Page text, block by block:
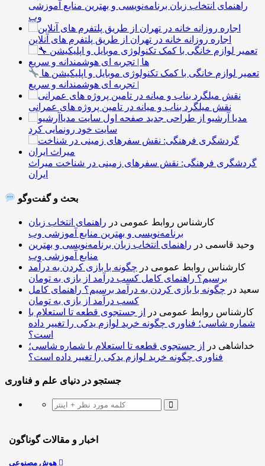
راهنمای انتخاب زبان برنامه‌نویسی و بهترین منابع آموزشی
وب
اجاره روزانه خانه در تهران از طریق پلتفرم های آنلاین
| تجربه ای هوشمندانه و سریع
نقش میلگرد بناب و میانه در تامین پروژه های عمرانی
مدیا آرشیو از طراحی جدید
سایت خود رونمایی کرد
گردشگری فرهنگی: نقش سفرهای زمینی در شناخت میراث
ایران
بحث و گفت‌وگو
کارشناس روابط عمومی در راهنمای انتخاب زبان
برنامه‌نویسی و بهترین منابع آموزشی وب
وحید قاسمی در راهنمای انتخاب زبان برنامه‌نویسی و بهترین
منابع آموزشی وب
کارشناس روابط عمومی در چگونه با بازی کردن به درآمد
برسیم؟ راهنمای کامل کسب درآمد از بازی به تومان
سعید در چگونه با بازی کردن به درآمد برسیم؟ راهنمای کامل
کسب درآمد از بازی به تومان
کارشناس روابط عمومی در
از جستجوی قطعه تا استعلام با
شماره شاسی؛ فناوری چگونه خرید لوازم یدکی را تغییر داده
است؟
خداشاهی در
از جستجوی قطعه تا استعلام با شماره شاسی؛
فناوری چگونه خرید لوازم یدکی را تغییر داده است؟
جستجو در دنیای علم و فناوری
اخبار و مقالات گوناگون